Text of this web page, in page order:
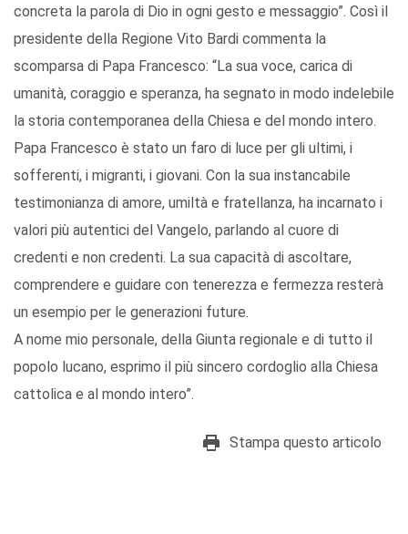
concreta la parola di Dio in ogni gesto e messaggio”. Così il
presidente della Regione Vito Bardi commenta la
scomparsa di Papa Francesco: “La sua voce, carica di
umanità, coraggio e speranza, ha segnato in modo indelebile
la storia contemporanea della Chiesa e del mondo intero.
Papa Francesco è stato un faro di luce per gli ultimi, i
sofferenti, i migranti, i giovani. Con la sua instancabile
testimonianza di amore, umiltà e fratellanza, ha incarnato i
valori più autentici del Vangelo, parlando al cuore di
credenti e non credenti. La sua capacità di ascoltare,
comprendere e guidare con tenerezza e fermezza resterà
un esempio per le generazioni future.
A nome mio personale, della Giunta regionale e di tutto il
popolo lucano, esprimo il più sincero cordoglio alla Chiesa
cattolica e al mondo intero”.
Stampa questo articolo